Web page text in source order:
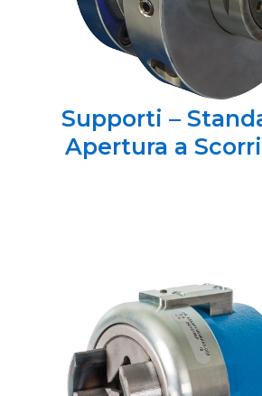
Supporti –
Apertura a